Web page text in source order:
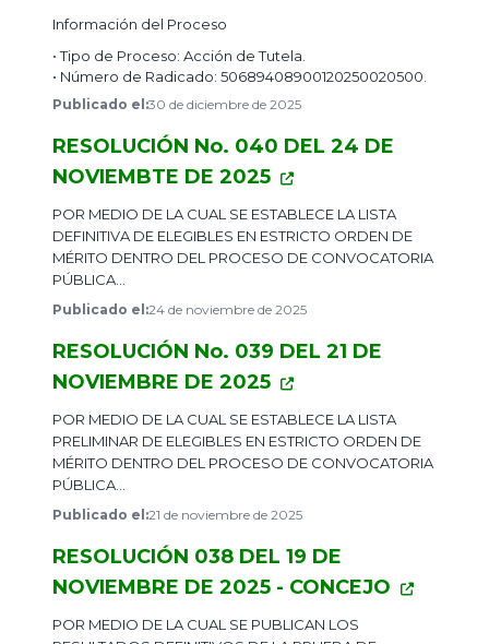
​Información del Proceso
• Tipo de Proceso: Acción de Tutela.
• Número de Radicado: 50689408900120250020500.
Publicado el:30 de diciembre de 2025
RESOLUCIÓN No. 040 DEL 24 DE
NOVIEMBTE DE 2025
​POR MEDIO DE LA CUAL SE ESTABLECE LA LISTA
DEFINITIVA DE ELEGIBLES EN ESTRICTO ORDEN DE
MÉRITO DENTRO DEL PROCESO DE CONVOCATORIA
PÚBLICA...
Publicado el:24 de noviembre de 2025
RESOLUCIÓN No. 039 DEL 21 DE
NOVIEMBRE DE 2025
​POR MEDIO DE LA CUAL SE ESTABLECE LA LISTA
PRELIMINAR DE ELEGIBLES EN ESTRICTO ORDEN DE
MÉRITO DENTRO DEL PROCESO DE CONVOCATORIA
PÚBLICA...
Publicado el:21 de noviembre de 2025
RESOLUCIÓN 038 DEL 19 DE
NOVIEMBRE DE 2025 - CONCEJO
​POR MEDIO DE LA CUAL SE PUBLICAN LOS